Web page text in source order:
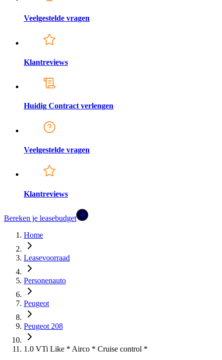
Veelgestelde vragen
Klantreviews
Huidig Contract verlengen
Veelgestelde vragen
Klantreviews
Bereken je leasebudget
Home
Leasevoorraad
Personenauto
Peugeot
Peugeot 208
1.0 VTi Like * Airco * Cruise control *